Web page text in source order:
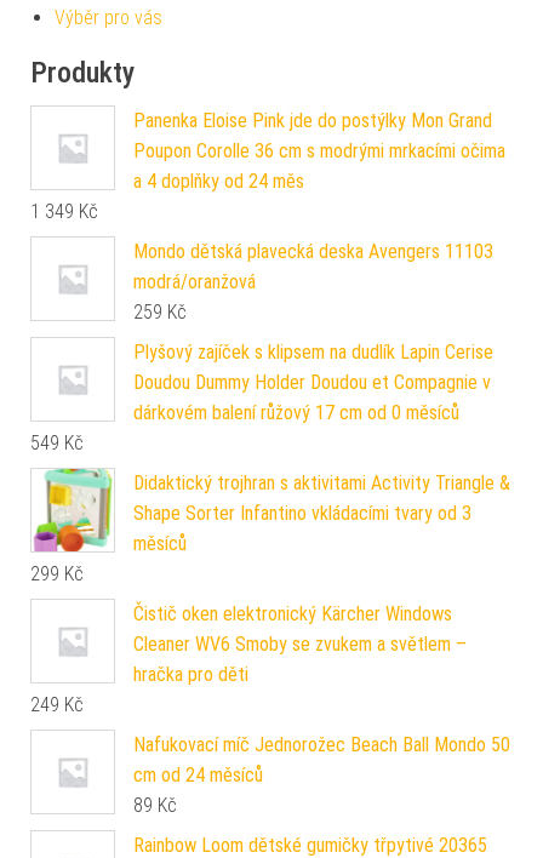
Výběr pro vás
Produkty
Panenka Eloise Pink jde do postýlky Mon Grand
Poupon Corolle 36 cm s modrými mrkacími očima
a 4 doplňky od 24 měs
1 349 Kč
Mondo dětská plavecká deska Avengers 11103
modrá/oranžová
259 Kč
Plyšový zajíček s klipsem na dudlík Lapin Cerise
Doudou Dummy Holder Doudou et Compagnie v
dárkovém balení růžový 17 cm od 0 měsíců
549 Kč
Didaktický trojhran s aktivitami Activity Triangle &
Shape Sorter Infantino vkládacími tvary od 3
měsíců
299 Kč
Čistič oken elektronický Kärcher Windows
Cleaner WV6 Smoby se zvukem a světlem –
hračka pro děti
249 Kč
Nafukovací míč Jednorožec Beach Ball Mondo 50
cm od 24 měsíců
89 Kč
Rainbow Loom dětské gumičky třpytivé 20365